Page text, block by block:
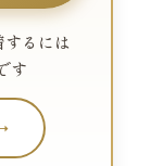
るには
す